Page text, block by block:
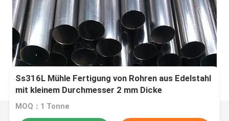
Ss316L Mühle Fertigung von Rohren aus Edelstahl
mit kleinem Durchmesser 2 mm Dicke
MOQ：1 Tonne